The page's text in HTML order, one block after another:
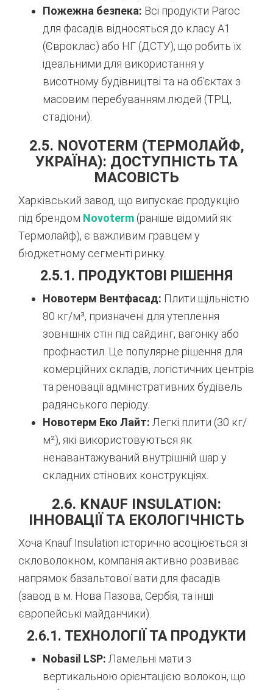
Пожежна безпека: Всі продукти Paroc
для фасадів відносяться до класу А1
(Євроклас) або НГ (ДСТУ), що робить їх
ідеальними для використання у
висотному будівництві та на об’єктах з
масовим перебуванням людей (ТРЦ,
стадіони).
2.5. NOVOTERM (ТЕРМОЛАЙФ,
УКРАЇНА): ДОСТУПНІСТЬ ТА
МАСОВІСТЬ
Харківський завод, що випускає продукцію
під брендом Novoterm (раніше відомий як
Термолайф), є важливим гравцем у
бюджетному сегменті ринку.
2.5.1. ПРОДУКТОВІ РІШЕННЯ
Новотерм Вентфасад: Плити щільністю
80 кг/м³, призначені для утеплення
зовнішніх стін під сайдинг, вагонку або
профнастил. Це популярне рішення для
комерційних складів, логістичних центрів
та реновації адміністративних будівель
радянського періоду.
Новотерм Еко Лайт: Легкі плити (30 кг/
м²), які використовуються як
ненавантажуваний внутрішній шар у
складних стінових конструкціях.
2.6. KNAUF INSULATION:
ІННОВАЦІЇ ТА ЕКОЛОГІЧНІСТЬ
Хоча Knauf Insulation історично асоціюється зі
скловолокном, компанія активно розвиває
напрямок базальтової вати для фасадів
(завод в м. Нова Пазова, Сербія, та інші
європейські майданчики).
2.6.1. ТЕХНОЛОГІЇ ТА ПРОДУКТИ
Nobasil LSP: Ламельні мати з
вертикальною орієнтацією волокон, що